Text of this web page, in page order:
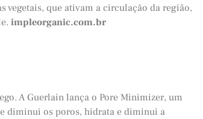
vegetais, que ativam a circulação da região,
impleorganic.com.br
A Guerlain lança o Pore Minimizer, um
diminui os poros, hidrata e diminui a